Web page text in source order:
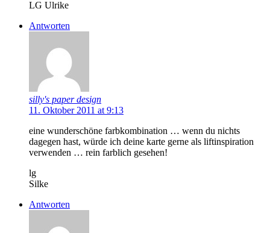
LG Ulrike
Antworten
silly's paper design
11. Oktober 2011 at 9:13
eine wunderschöne farbkombination … wenn du nichts
dagegen hast, würde ich deine karte gerne als liftinspiration
verwenden … rein farblich gesehen!
lg
Silke
Antworten